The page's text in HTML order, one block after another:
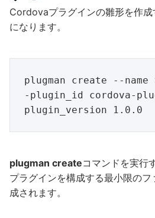
Cordovaプラグインの雛形を作
になります。
plugman create --name
-plugin_id cordova-
plugman createコマンドを実行
プラグインを構成する最小限の
成されます。